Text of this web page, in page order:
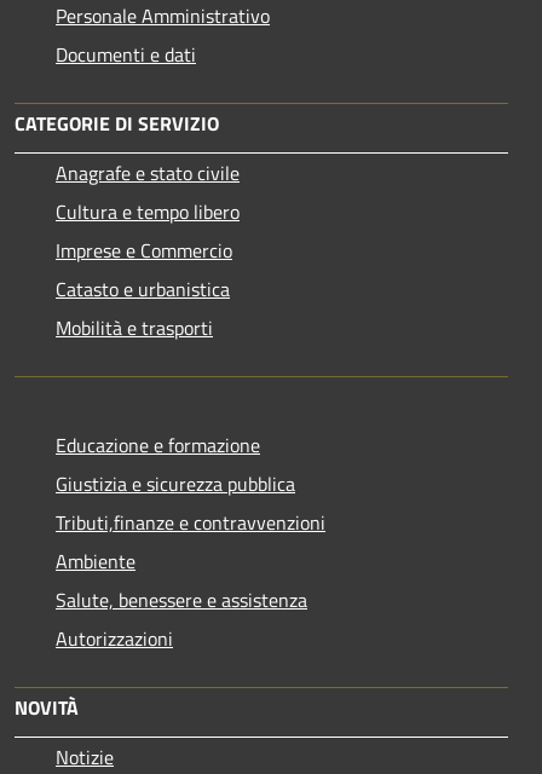
Personale Amministrativo
Documenti e dati
CATEGORIE DI SERVIZIO
Anagrafe e stato civile
Cultura e tempo libero
Imprese e Commercio
Catasto e urbanistica
Mobilità e trasporti
Educazione e formazione
Giustizia e sicurezza pubblica
Tributi,finanze e contravvenzioni
Ambiente
Salute, benessere e assistenza
Autorizzazioni
NOVITÀ
Notizie